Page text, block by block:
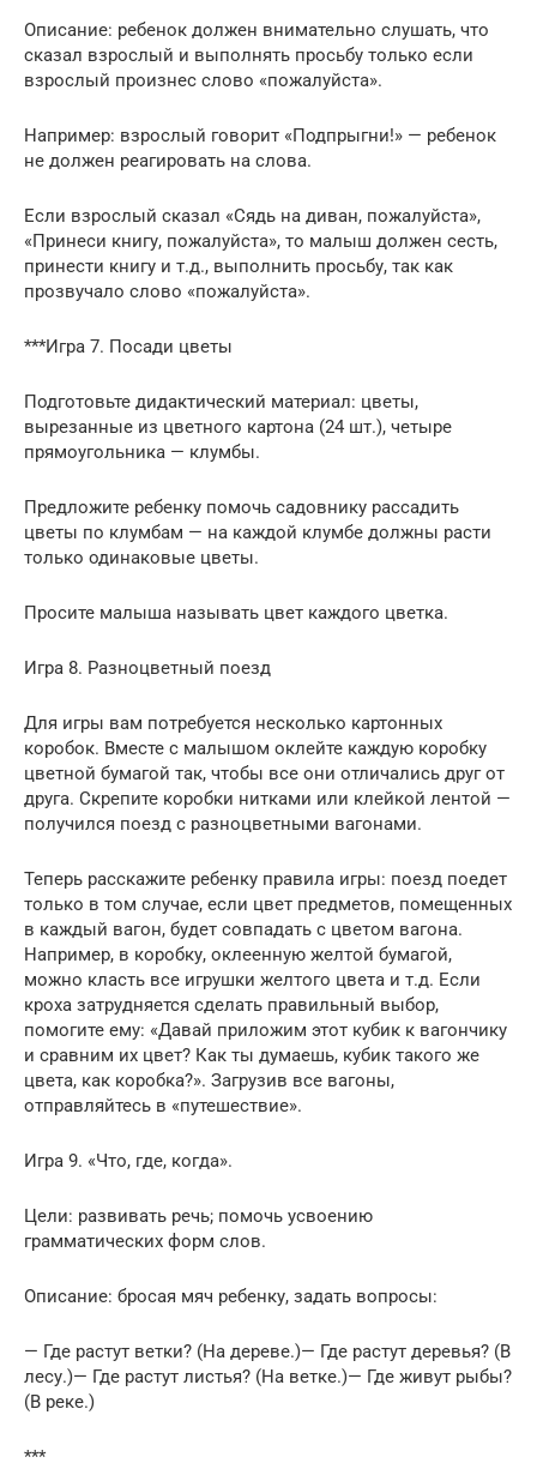
Описание: ребенок должен внимательно слушать, что
сказал взрослый и выполнять просьбу только если
взрослый произнес слово «пожалуйста».
Например: взрослый говорит «Подпрыгни!» — ребенок
не должен реагировать на слова.
Если взрослый сказал «Сядь на диван, пожалуйста»,
«Принеси книгу, пожалуйста», то малыш должен сесть,
принести книгу и т.д., выполнить просьбу, так как
прозвучало слово «пожалуйста».
***Игра 7. Посади цветы
Подготовьте дидактический материал: цветы,
вырезанные из цветного картона (24 шт.), четыре
прямоугольника — клумбы.
Предложите ребенку помочь садовнику рассадить
цветы по клумбам — на каждой клумбе должны расти
только одинаковые цветы.
Просите малыша называть цвет каждого цветка.
Игра 8. Разноцветный поезд
Для игры вам потребуется несколько картонных
коробок. Вместе с малышом оклейте каждую коробку
цветной бумагой так, чтобы все они отличались друг от
друга. Скрепите коробки нитками или клейкой лентой —
получился поезд с разноцветными вагонами.
Теперь расскажите ребенку правила игры: поезд поедет
только в том случае, если цвет предметов, помещенных
в каждый вагон, будет совпадать с цветом вагона.
Например, в коробку, оклеенную желтой бумагой,
можно класть все игрушки желтого цвета и т.д. Если
кроха затрудняется сделать правильный выбор,
помогите ему: «Давай приложим этот кубик к вагончику
и сравним их цвет? Как ты думаешь, кубик такого же
цвета, как коробка?». Загрузив все вагоны,
отправляйтесь в «путешествие».
Игра 9. «Что, где, когда».
Цели: развивать речь; помочь усвоению
грамматических форм слов.
Описание: бросая мяч ребенку, задать вопросы:
— Где растут ветки? (На дереве.)— Где растут деревья? (В
лесу.)— Где растут листья? (На ветке.)— Где живут рыбы?
(В реке.)
***